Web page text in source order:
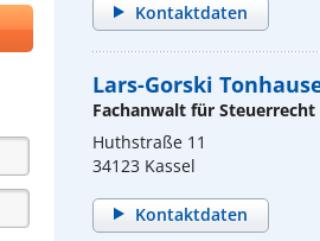
Kontaktdaten
Lars-Gorski
Fachanwalt für Steuerrecht
Huthstraße 11
34123 Kassel
Kontaktdaten